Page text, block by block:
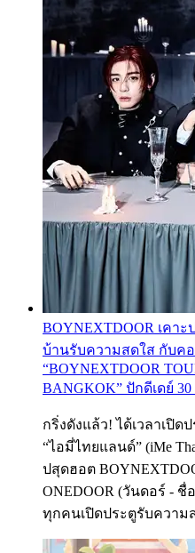
BOYNEXTDOOR เคาะ
บ้านรับความสดใส กับค
“BOYNEXTDOOR
BANGKOK” ปักดีเดย์
กริ่งดังแล้ว! ได้เวลาเปิ
“ไอมี่ไทยแลนด์” (iMe
ปสุดฮอต
ONEDOOR (วันดอร์ -
ทุกคนเปิดประตูรับความ